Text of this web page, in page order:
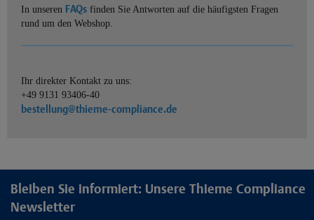
In unseren FAQs finden Sie Antworten auf die häufigsten Fragen
rund um den Webshop.
Ihr direkter Kontakt zu uns:
+49 9131 93406-40
bestellung@thieme-compliance.de
Bleiben Sie informiert: Unsere Thieme Compliance
Newsletter